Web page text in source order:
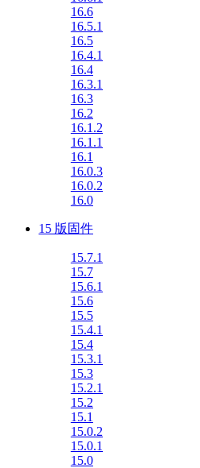
16.6
16.5.1
16.5
16.4.1
16.4
16.3.1
16.3
16.2
16.1.2
16.1.1
16.1
16.0.3
16.0.2
16.0
15 版固件
15.7.1
15.7
15.6.1
15.6
15.5
15.4.1
15.4
15.3.1
15.3
15.2.1
15.2
15.1
15.0.2
15.0.1
15.0